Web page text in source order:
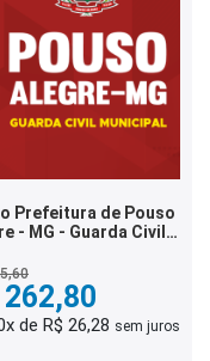
Prefeitura de Pouso
- MG - Guarda Civil
262,80
de R$ 26,28 sem juros